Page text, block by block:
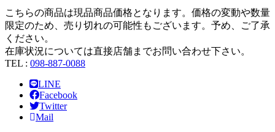
こちらの商品は現品商品価格となります。価格の変動や数量
限定のため、売り切れの可能性もございます。予め、ご了承
ください。
在庫状況については直接店舗までお問い合わせ下さい。
TEL : 098-887-0088
LINE
Facebook
Twitter
Mail